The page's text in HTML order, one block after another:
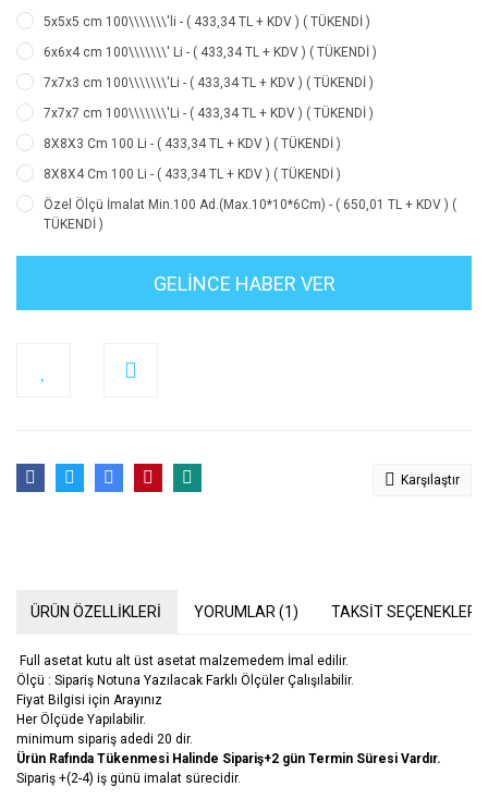
5x5x5 cm 100\\\\\\\'li - ( 433,34 TL + KDV ) ( TÜKENDİ )
6x6x4 cm 100\\\\\\\' Li - ( 433,34 TL + KDV ) ( TÜKENDİ )
7x7x3 cm 100\\\\\\\'Li - ( 433,34 TL + KDV ) ( TÜKENDİ )
7x7x7 cm 100\\\\\\\'Li - ( 433,34 TL + KDV ) ( TÜKENDİ )
8X8X3 Cm 100 Li - ( 433,34 TL + KDV ) ( TÜKENDİ )
8X8X4 Cm 100 Li - ( 433,34 TL + KDV ) ( TÜKENDİ )
Özel Ölçü İmalat Min.100 Ad.(Max.10*10*6Cm) - ( 650,01 TL + KDV ) (
TÜKENDİ )
GELİNCE HABER VER
Karşılaştır
ÜRÜN ÖZELLİKLERİ YORUMLAR (1) TAKSİT SEÇENEKLERİ
Full asetat kutu alt üst asetat malzemedem İmal edilir.
Ölçü : Sipariş Notuna Yazılacak Farklı Ölçüler Çalışılabilir.
Fiyat Bilgisi için Arayınız
Her Ölçüde Yapılabilir.
minimum sipariş adedi 20 dir.
Ürün Rafında Tükenmesi Halinde Sipariş+2 gün Termin Süresi Vardır.
Sipariş +(2-4) iş günü imalat sürecidir.